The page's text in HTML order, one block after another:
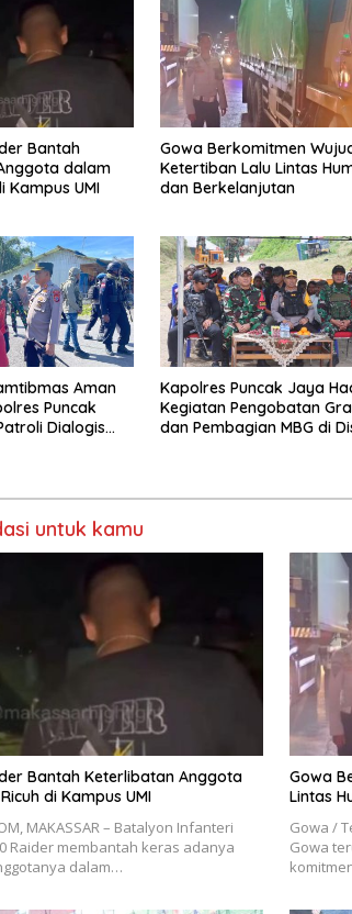
Bantah
dalam
Kampus UMI
Gowa Berkomitmen
Ketertiban Lalu Lintas
dan Berkelanjutan
Aman
Puncak
Dialogis
Kapolres Puncak Jaya
Kegiatan Pengobatan
dan Pembagian MBG di
untuk kamu
Bantah Keterlibatan Anggota
di Kampus UMI
MAKASSAR – Batalyon Infanteri
Raider membantah keras adanya
dalam…
Gowa
Lintas
Gowa /
Gowa